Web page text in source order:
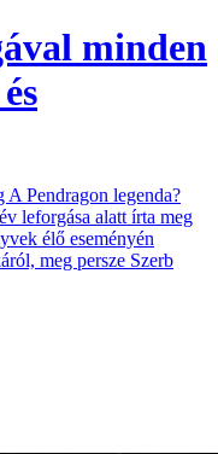
minden
A Pendragon legenda?
leforgása alatt írta meg
élő eseményén
meg persze Szerb